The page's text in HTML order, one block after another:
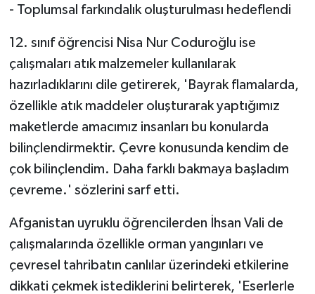
- Toplumsal farkındalık oluşturulması hedeflendi
12. sınıf öğrencisi Nisa Nur Coduroğlu ise
çalışmaları atık malzemeler kullanılarak
hazırladıklarını dile getirerek, 'Bayrak flamalarda,
özellikle atık maddeler oluşturarak yaptığımız
maketlerde amacımız insanları bu konularda
bilinçlendirmektir. Çevre konusunda kendim de
çok bilinçlendim. Daha farklı bakmaya başladım
çevreme.' sözlerini sarf etti.
Afganistan uyruklu öğrencilerden İhsan Vali de
çalışmalarında özellikle orman yangınları ve
çevresel tahribatın canlılar üzerindeki etkilerine
dikkati çekmek istediklerini belirterek, 'Eserlerle